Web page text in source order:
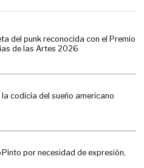
del punk reconocida con el Premio
de las Artes 2026
la codicia del sueño americano
por necesidad de expresión,